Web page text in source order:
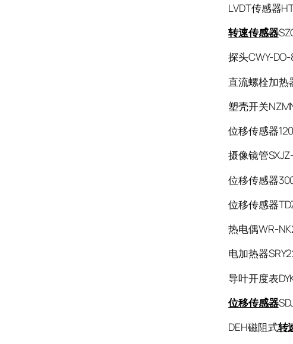
LVDT传感器
转速传感器
探头CWY-
直流螺栓加
塑壳开关
位移传感器
摄像镜管
位移传感器
位移传感器
热电偶WR-
电加热器
导叶开度表
位移传感器
DEH磁阻式转